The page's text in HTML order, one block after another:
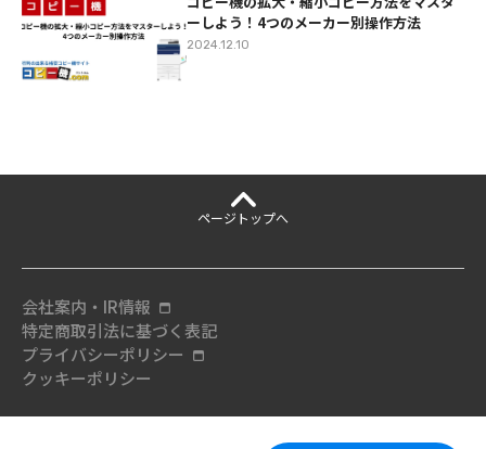
ーしよう！4つのメーカー別操作方法
2024.12.10
ページ トップへ
会社案内・IR情報
特定商取引法に基づく表記
プライバシーポリシー
クッキーポリシー